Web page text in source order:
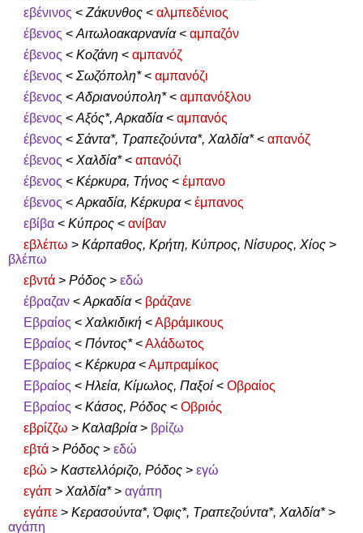
εβένινος <Ζάκυνθος < αλμπεδένιος
έβενος <Αιτωλοακαρνανία< αμπαζόν
έβενος < Κοζάνη < αμπανόζ
έβενος < Σωζόπολη*< αμπανόζι
έβενος <Αδριανούπολη*< αμπανόξλου
έβενος <Αξός*, Αρκαδία< αμπανός
έβενος < Σάντα*, Τραπεζούντα*, Χαλδία*< απανόζ
έβενος < Χαλδία*< απανόζι
έβενος < Κέρκυρα, Τήνος < έμπανο
έβενος <Αρκαδία, Κέρκυρα< έμπανος
εβίβα < Κύπρος < ανίβαν
εβλέπω > Κάρπαθος, Κρήτη, Κύπρος, Νίσυρος, Χίος >
βλέπω
εβντά > Ρόδος > εδώ
έβραζαν <Αρκαδία< βράζανε
Εβραίος < Χαλκιδική <Αβράμικους
Εβραίος < Πόντος*<Αλάδωτος
Εβραίος < Κέρκυρα<Αμπραμίκος
Εβραίος < Ηλεία, Κίμωλος, Παξοί < Οβραίος
Εβραίος < Κάσος, Ρόδος < Οβριός
εβρίζζω > Καλαβρία> βρίζω
εβτά > Ρόδος > εδώ
εβώ > Καστελλόριζο, Ρόδος > εγώ
εγάπ > Χαλδία*> αγάπη
εγάπε > Κερασούντα*, Όφις*, Τραπεζούντα*, Χαλδία*>
αγάπη